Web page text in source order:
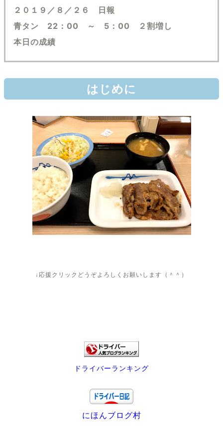
２０１９／８／２６ 日報
青タン 22：00 ～ 5：00 ２割増し
本日の成績
はじめに
↓応援クリックどうぞよろしくお願いします（＾＾）
ドライバーランキング
にほんブログ村